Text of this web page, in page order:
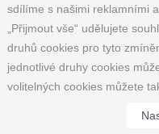
sdílíme s našimi reklamními
„Přijmout vše“ udělujete
druhů cookies pro tyto
jednotlivé druhy cookies
volitelných cookies můžete